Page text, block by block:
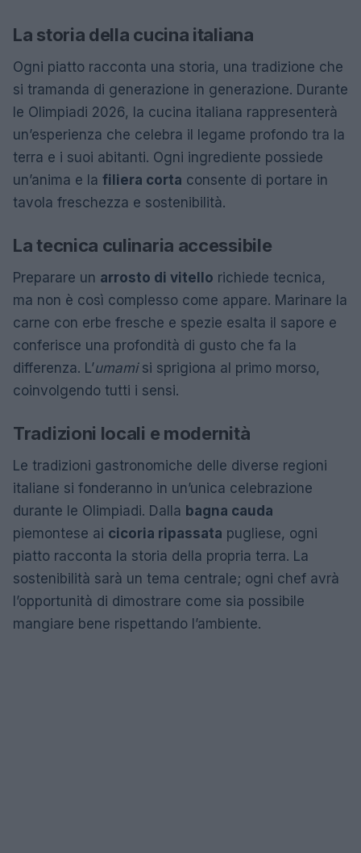
La storia della cucina italiana
Ogni piatto racconta una storia, una tradizione che
si tramanda di generazione in generazione. Durante
le Olimpiadi 2026, la cucina italiana rappresenterà
un’esperienza che celebra il legame profondo tra la
terra e i suoi abitanti. Ogni ingrediente possiede
un’anima e la filiera corta consente di portare in
tavola freschezza e sostenibilità.
La tecnica culinaria accessibile
Preparare un arrosto di vitello richiede tecnica,
ma non è così complesso come appare. Marinare la
carne con erbe fresche e spezie esalta il sapore e
conferisce una profondità di gusto che fa la
differenza. L’umamisi sprigiona al primo morso,
coinvolgendo tutti i sensi.
Tradizioni locali e modernità
Le tradizioni gastronomiche delle diverse regioni
italiane si fonderanno in un’unica celebrazione
durante le Olimpiadi. Dalla bagna cauda
piemontese ai cicoria ripassata pugliese, ogni
piatto racconta la storia della propria terra. La
sostenibilità sarà un tema centrale; ogni chef avrà
l’opportunità di dimostrare come sia possibile
mangiare bene rispettando l’ambiente.